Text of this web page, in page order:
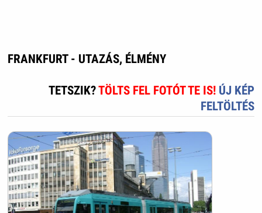
FRANKFURT - UTAZÁS, ÉLMÉNY
TETSZIK?TÖLTS FEL FOTÓT TE IS! ÚJ KÉP
FELTÖLTÉS